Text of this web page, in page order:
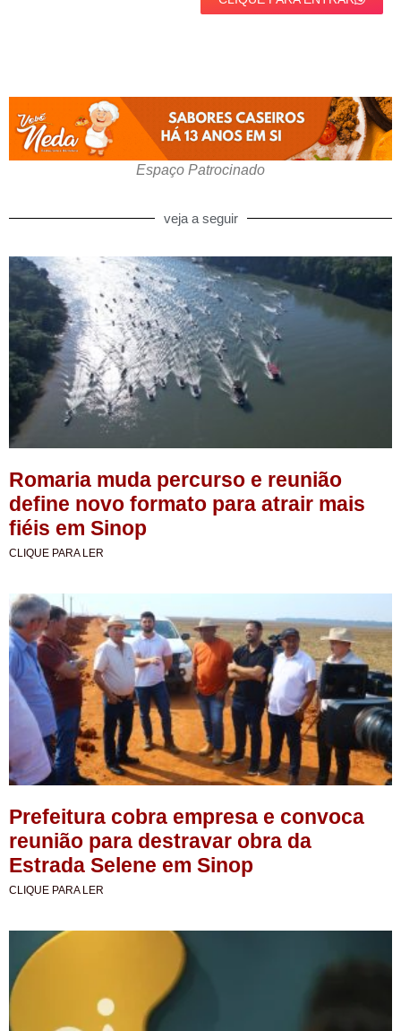
Espaço Patrocinado
veja a seguir
Romaria muda percurso e reunião
define novo formato para atrair mais
fiéis em Sinop
CLIQUE PARA LER
Prefeitura cobra empresa e convoca
reunião para destravar obra da
Estrada Selene em Sinop
CLIQUE PARA LER